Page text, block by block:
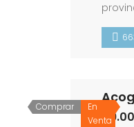
con
En
Venta
Comprar